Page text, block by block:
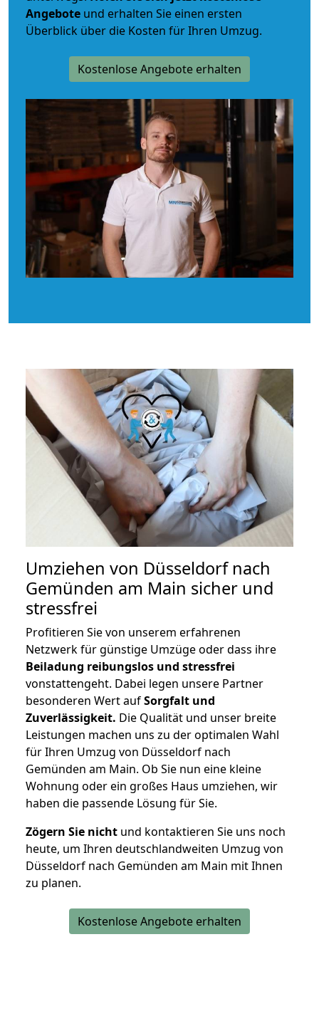
Angebote und erhalten Sie einen ersten
Überblick über die Kosten für Ihren Umzug.
Kostenlose Angebote erhalten
Umziehen von Düsseldorf nach
Gemünden am Main sicher und
stressfrei
Profitieren Sie von unserem erfahrenen
Netzwerk für günstige Umzüge oder dass ihre
Beiladung reibungslos und stressfrei
vonstattengeht. Dabei legen unsere Partner
besonderen Wert aufSorgfalt und
Zuverlässigkeit. Die Qualität und unser breite
Leistungen machen uns zu der optimalen Wahl
für Ihren Umzug von Düsseldorf nach
Gemünden am Main. Ob Sie nun eine kleine
Wohnung oder ein großes Haus umziehen, wir
haben die passende Lösung für Sie.
Zögern Sie nicht und kontaktieren Sie uns noch
heute, um Ihren deutschlandweiten Umzug von
Düsseldorf nach Gemünden am Main mit Ihnen
zu planen.
Kostenlose Angebote erhalten